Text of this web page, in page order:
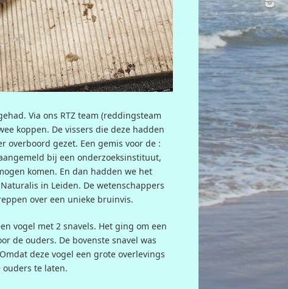
Via ons RTZ team (reddingsteam
koppen. De vissers die deze hadden
overboord gezet. Een gemis voor de :
bij een onderzoeksinstituut,
komen. En dan hadden we het
in Leiden. De wetenschappers
over een unieke bruinvis.
vogel met 2 snavels. Het ging om een
de ouders. De bovenste snavel was
deze vogel een grote overlevings
te laten.